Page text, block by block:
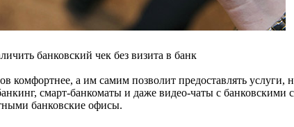
банковский чек без визита в банк
комфортнее, а им самим позволит предоставлять услуги,
смарт-банкоматы и даже видео-чаты с банковскими
банковские офисы.